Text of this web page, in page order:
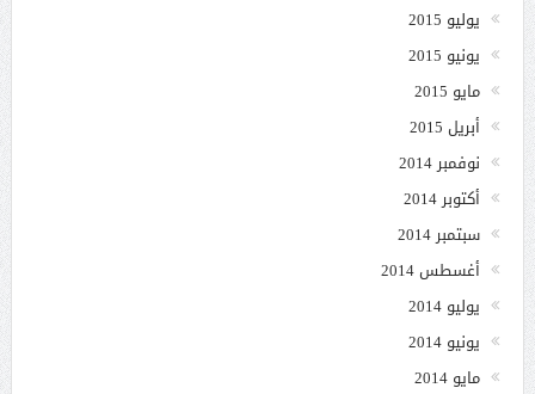
يوليو 2015
يونيو 2015
مايو 2015
أبريل 2015
نوفمبر 2014
أكتوبر 2014
سبتمبر 2014
أغسطس 2014
يوليو 2014
يونيو 2014
مايو 2014